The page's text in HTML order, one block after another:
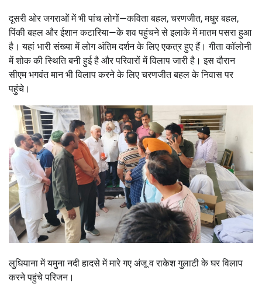
दूसरी ओर जगराओं में भी पांच लोगों—कविता बहल, चरणजीत, मधुर बहल,
पिंकी बहल और ईशान कटारिया—के शव पहुंचने से इलाके में मातम पसरा हुआ
है। यहां भारी संख्या में लोग अंतिम दर्शन के लिए एकत्र हुए हैं। गीता कॉलोनी
में शोक की स्थिति बनी हुई है और परिवारों में विलाप जारी है। इस दौरान
सीएम भगवंत मान भी विलाप करने के लिए चरणजीत बहल के निवास पर
पहुंचे।
लुधियाना में यमुना नदी हादसे में मारे गए अंजू व राकेश गुलाटी के घर विलाप
करने पहुंचे परिजन।